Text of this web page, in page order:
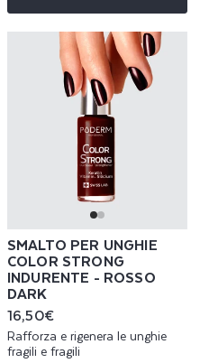
SMALTO PER UNGHIE
COLOR STRONG
INDURENTE - ROSSO
DARK
Prezzo
di
listino
16,50€
Rafforza e rigenera le unghie
fragili e fragili